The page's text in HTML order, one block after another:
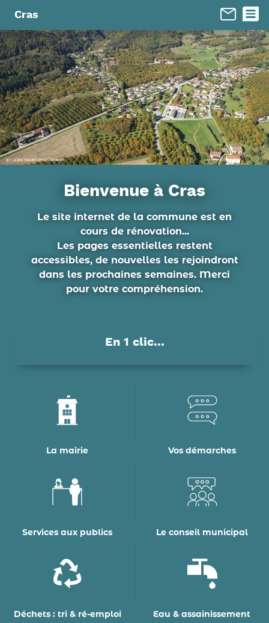
Cras
Bienvenue à Cras
Le site internet de la commune est en
cours de rénovation...
Les pages essentielles restent
accessibles, de nouvelles les rejoindront
dans les prochaines semaines. Merci
pour votre compréhension.
En 1 clic...
La mairie Vos démarches
Services aux publics Le conseil municipal
Déchets : tri & ré-emploi Eau & assainissement